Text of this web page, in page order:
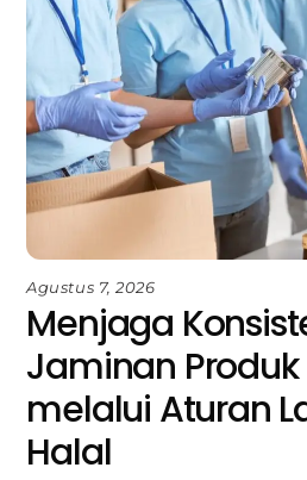
Agustus 7, 2026
Menjaga
Jaminan Produk
melalui Aturan
Halal